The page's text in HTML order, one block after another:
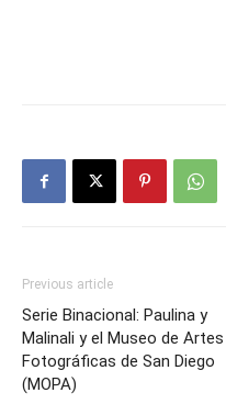
Previous article
Serie Binacional: Paulina y
Malinali y el Museo de Artes
Fotográficas de San Diego
(MOPA)